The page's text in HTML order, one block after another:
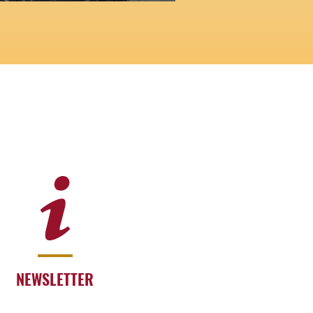
NEWSLETTER